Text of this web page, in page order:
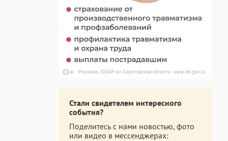
Стали свидетелем интересного
события?
Поделитесь с нами новостью, фото
или видео в мессенджерах: